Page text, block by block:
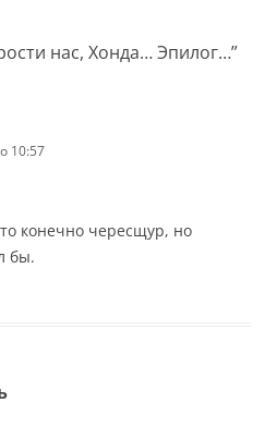
нас, Хонда… Эпилог…”
10:57
конечно чересщур, но
бы.